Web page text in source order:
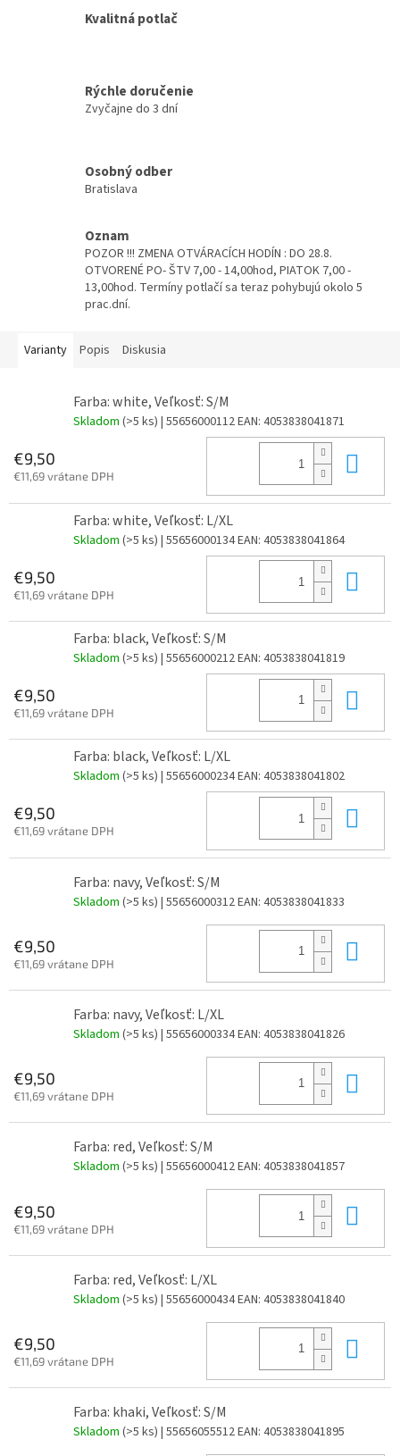
Kvalitná potlač
Rýchle doručenie
Zvyčajne do 3 dní
Osobný odber
Bratislava
Oznam
POZOR !!! ZMENA OTVÁRACÍCH HODÍN : DO 28.8.
OTVORENÉ PO- ŠTV 7,00 - 14,00hod, PIATOK 7,00 -
13,00hod. Termíny potlačí sa teraz pohybujú okolo 5
prac.dní.
Varianty Popis Diskusia
Farba: white, Veľkosť: S/M
Skladom (>5 ks) | 55656000112EAN: 4053838041871
€9,50
€11,69 vrátane DPH
Farba: white, Veľkosť: L/XL
Skladom (>5 ks) | 55656000134EAN: 4053838041864
€9,50
€11,69 vrátane DPH
Farba: black, Veľkosť: S/M
Skladom (>5 ks) | 55656000212EAN: 4053838041819
€9,50
€11,69 vrátane DPH
Farba: black, Veľkosť: L/XL
Skladom (>5 ks) | 55656000234EAN: 4053838041802
€9,50
€11,69 vrátane DPH
Farba: navy, Veľkosť: S/M
Skladom (>5 ks) | 55656000312EAN: 4053838041833
€9,50
€11,69 vrátane DPH
Farba: navy, Veľkosť: L/XL
Skladom (>5 ks) | 55656000334EAN: 4053838041826
€9,50
€11,69 vrátane DPH
Farba: red, Veľkosť: S/M
Skladom (>5 ks) | 55656000412EAN: 4053838041857
€9,50
€11,69 vrátane DPH
Farba: red, Veľkosť: L/XL
Skladom (>5 ks) | 55656000434EAN: 4053838041840
€9,50
€11,69 vrátane DPH
Farba: khaki, Veľkosť: S/M
Skladom (>5 ks) | 55656055512EAN: 4053838041895